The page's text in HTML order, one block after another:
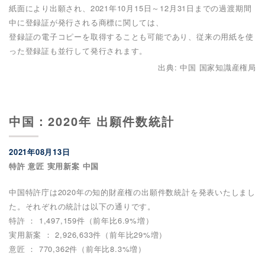
紙面により出願され、2021年10月15日～12月31日までの過渡期間
中に登録証が発行される商標に関しては、
登録証の電子コピーを取得することも可能であり、従来の用紙を使
った登録証も並行して発行されます。
出典: 中国 国家知識産権局
中国：2020年 出願件数統計
2021年08月13日
特許 意匠 実用新案 中国
中国特許庁は2020年の知的財産権の出願件数統計を発表いたしまし
た。それぞれの統計は以下の通りです。
特許 ： 1,497,159件（前年比6.9%増）
実用新案 ： 2,926,633件（前年比29%増）
意匠 ： 770,362件（前年比8.3%増）